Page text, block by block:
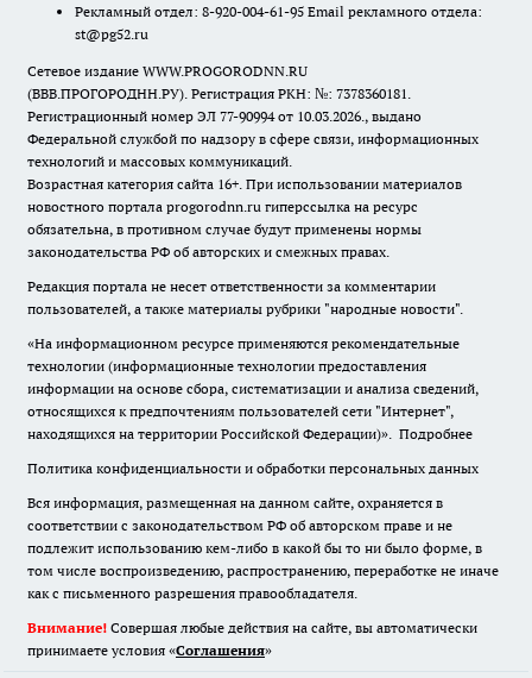
Рекламный отдел: 8-920-004-61-95 Email рекламного отдела:
st@pg52.ru
Сетевое издание WWW.PROGORODNN.RU
(ВВВ.ПРОГОРОДНН.РУ). Регистрация РКН: №: 7378360181.
Регистрационный номер ЭЛ 77-90994 от 10.03.2026., выдано
Федеральной службой по надзору в сфере связи, информационных
технологий и массовых коммуникаций.
Возрастная категория сайта 16+. При использовании материалов
новостного портала progorodnn.ru гиперссылка на ресурс
обязательна, в противном случае будут применены нормы
законодательства РФ об авторских и смежных правах.
Редакция портала не несет ответственности за комментарии
пользователей, а также материалы рубрики "народные новости".
«На информационном ресурсе применяются рекомендательные
технологии (информационные технологии предоставления
информации на основе сбора, систематизации и анализа сведений,
относящихся к предпочтениям пользователей сети "Интернет",
находящихся на территории Российской Федерации)». Подробнее
Политика конфиденциальности и обработки персональных данных
Вся информация, размещенная на данном сайте, охраняется в
соответствии с законодательством РФ об авторском праве и не
подлежит использованию кем-либо в какой бы то ни было форме, в
том числе воспроизведению, распространению, переработке не иначе
как с письменного разрешения правообладателя.
Внимание! Совершая любые действия на сайте, вы автоматически
принимаете условия «Cоглашения»